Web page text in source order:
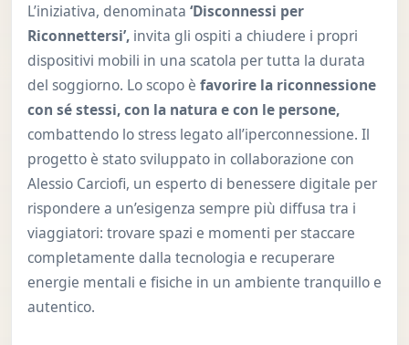
L’iniziativa, denominata ‘Disconnessi per
Riconnettersi’,invita gli ospiti a chiudere i propri
dispositivi mobili in una scatola per tutta la durata
del soggiorno. Lo scopo è favorire la riconnessione
con sé stessi, con la natura e con le persone,
combattendo lo stress legato all’iperconnessione. Il
progetto è stato sviluppato in collaborazione con
Alessio Carciofi, un esperto di benessere digitale per
rispondere a un’esigenza sempre più diffusa tra i
viaggiatori: trovare spazi e momenti per staccare
completamente dalla tecnologia e recuperare
energie mentali e fisiche in un ambiente tranquillo e
autentico.